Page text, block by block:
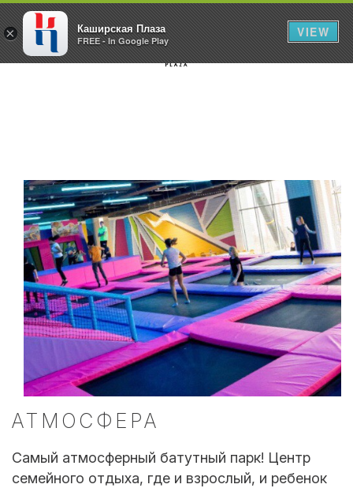
АТМОСФЕРА
Самый атмосферный батутный парк! Центр
семейного отдыха, где и взрослый, и ребенок
× Каширская Плаза
FREE - In Google Play
VIEW